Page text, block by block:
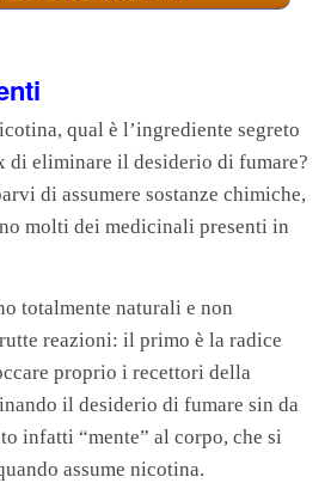
qual è l’ingrediente segreto
di eliminare il desiderio di fumare?
di assumere sostanze chimiche,
molti dei medicinali presenti in
totalmente naturali e non
reazioni: il primo è la radice
proprio i recettori della
il desiderio di fumare sin da
infatti “mente” al corpo, che si
assume nicotina.